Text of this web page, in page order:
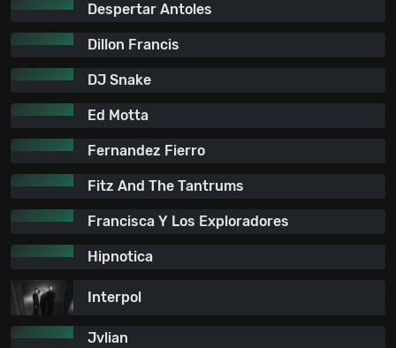
Despertar Antoles
Dillon Francis
DJ Snake
Ed Motta
Fernandez Fierro
Fitz And The Tantrums
Francisca Y Los Exploradores
Hipnotica
Interpol
Jvlian